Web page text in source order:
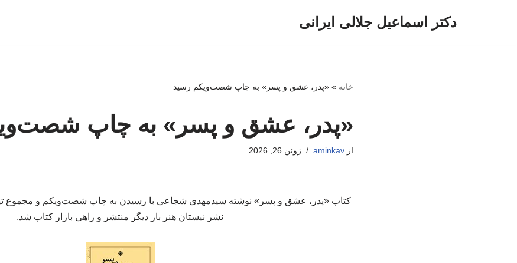
دکتر اسماعیل جلالی ایرانی
خانه »«پدر، عشق و پسر» به چاپ شصت‌ویکم رسید
«پدر، عشق و پسر» به چاپ
ازaminkav ژوئن 26, 2026
نشر نیستان هنر بار دیگر منتشر و راهی بازار کتاب شد.